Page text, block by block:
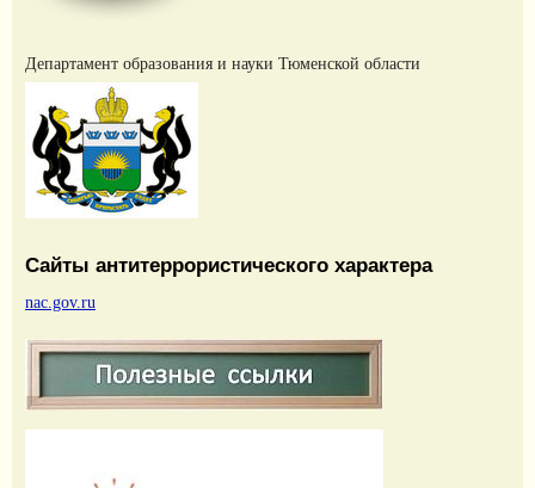
Департамент образования и науки Тюменской области
Сайты антитеррористического характера
nac.gov.ru